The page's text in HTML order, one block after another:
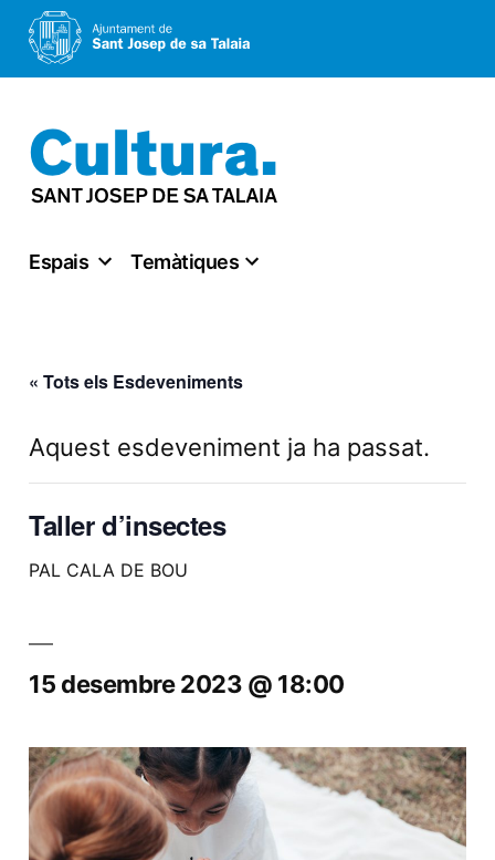
al
contingut
Espais Temàtiques
« Tots els Esdeveniments
Aquest esdeveniment ja ha passat.
Taller d’insectes
PAL CALA DE BOU
15 desembre 2023 @ 18:00